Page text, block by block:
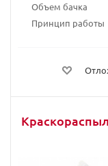
Объем бачка
Принцип работы